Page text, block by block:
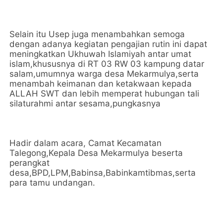
Selain itu Usep juga menambahkan semoga
dengan adanya kegiatan pengajian rutin ini dapat
meningkatkan Ukhuwah Islamiyah antar umat
islam,khususnya di RT 03 RW 03 kampung datar
salam,umumnya warga desa Mekarmulya,serta
menambah keimanan dan ketakwaan kepada
ALLAH SWT dan lebih memperat hubungan tali
silaturahmi antar sesama,pungkasnya
Hadir dalam acara, Camat Kecamatan
Talegong,Kepala Desa Mekarmulya beserta
perangkat
desa,BPD,LPM,Babinsa,Babinkamtibmas,serta
para tamu undangan.